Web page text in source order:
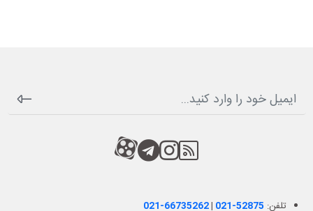
RSS
کانال آپارات
کانال تلگرام
کانال آپارات
تلفن: 021-66735262| 021-52875